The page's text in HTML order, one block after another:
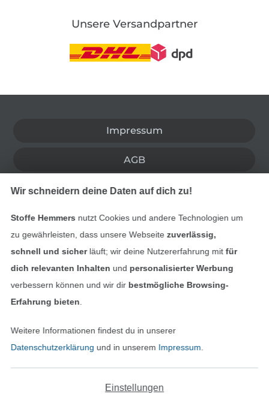
Unsere Versandpartner
Impressum
AGB
Datenschutz
Widerrufsrecht
Kontakt
Bestellung widerrufen
Finde mehr Inspiration
Wir schneidern deine Daten auf dich zu!
Stoffe Hemmers nutzt Cookies und andere Technologien um
zu gewährleisten, dass unsere Webseite zuverlässig,
schnell und sicherläuft; wir deine Nutzererfahrung mitfür
dich relevanten Inhalten und personalisierter Werbung
verbessern können und wir dir bestmögliche Browsing-
Erfahrung bieten
Weitere Informationen findest du in unserer
Datenschutzerklärung und in unserem Impressum
Einstellungen